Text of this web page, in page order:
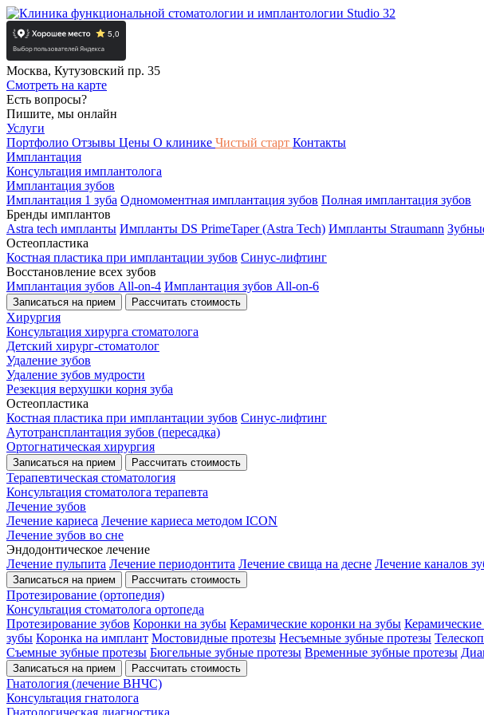
Москва, Кутузовский пр. 35
Смотреть на карте
Есть вопросы?
Пишите, мы онлайн
Услуги
Портфолио Отзывы Цены О клинике Чистый старт Контакты
Имплантация
Консультация имплантолога
Имплантация зубов
Имплантация 1 зуба Одномоментная имплантация зубов Полная имплантация зубов
Бренды имплантов
Astra tech импланты Импланты DS PrimeTaper (Astra Tech) Импланты Straumann
Остеопластика
Костная пластика при имплантации зубов Синус-лифтинг
Восстановление всех зубов
Имплантация зубов All-on-4 Имплантация зубов All-on-6
Записаться на прием Рассчитать стоимость
Хирургия
Консультация хирурга стоматолога
Детский хирург-стоматолог
Удаление зубов
Удаление зубов мудрости
Резекция верхушки корня зуба
Остеопластика
Костная пластика при имплантации зубов Синус-лифтинг
Аутотрансплантация зубов (пересадка)
Ортогнатическая хирургия
Записаться на прием Рассчитать стоимость
Терапевтическая стоматология
Консультация стоматолога терапевта
Лечение зубов
Лечение кариеса Лечение кариеса методом ICON
Лечение зубов во сне
Эндодонтическое лечение
Лечение пульпита Лечение периодонтита Лечение свища на десне Лечение каналов
Записаться на прием Рассчитать стоимость
Протезирование (ортопедия)
Консультация стоматолога ортопеда
Протезирование зубов Коронки на зубы Керамические коронки на зубы
зубы Коронка на имплант Мостовидные протезы Несъемные зубные протезы
Съемные зубные протезы Бюгельные зубные протезы Временные зубные протезы
Записаться на прием Рассчитать стоимость
Гнатология (лечение ВНЧС)
Консультация гнатолога
Гнатологическая диагностика